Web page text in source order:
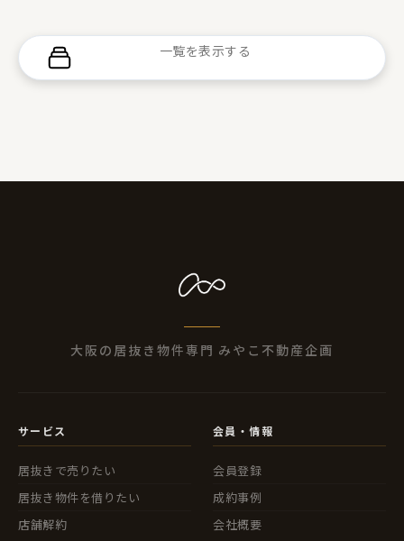
一覧を表示する
大阪の居抜き物件専門 みやこ不動産企画
サービス
居抜きで売りたい
居抜き物件を借りたい
店舗解約
会員・情報
会員登録
成約事例
会社概要